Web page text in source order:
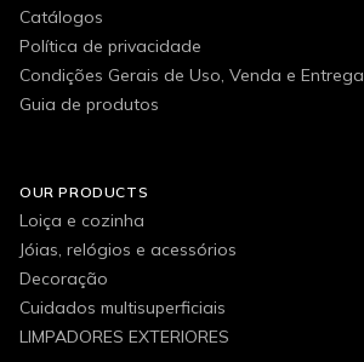
Catálogos
Política de privacidade
Condições Gerais de Uso, Venda e Entrega
Guia de produtos
OUR PRODUCTS
Loiça e cozinha
Jóias, relógios e acessórios
Decoração
Cuidados multisuperficiais
LIMPADORES EXTERIORES